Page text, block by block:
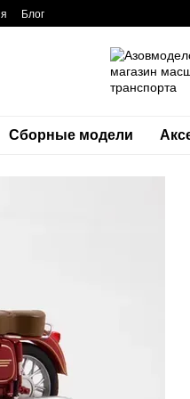
Блог
Сборные модели